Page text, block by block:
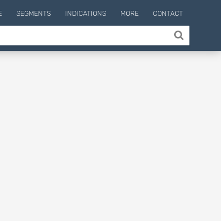
SEGMENTS INDICATIONS MORE CONTACT